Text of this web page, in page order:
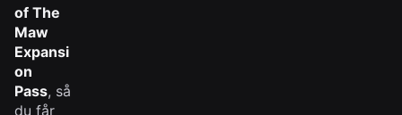
of The
Maw
Expansi
on
Pass, så
du får